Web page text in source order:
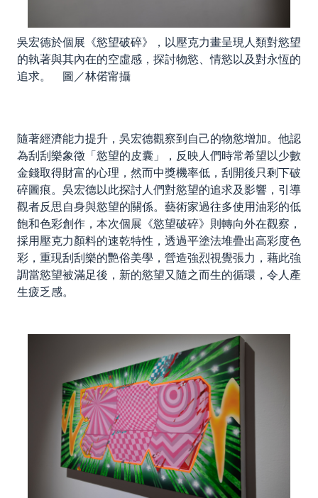
吳宏德於個展《慾望破碎》，以壓克力畫呈現人類對慾望
的執著與其內在的空虛感，探討物慾、情慾以及對永恆的
追求。 圖／林偌甯攝
隨著經濟能力提升，吳宏德觀察到自己的物慾增加。他認
為刮刮樂象徵「慾望的皮囊」，反映人們時常希望以少數
金錢取得財富的心理，然而中獎機率低，刮開後只剩下破
碎圖痕。吳宏德以此探討人們對慾望的追求及影響，引導
觀者反思自身與慾望的關係。藝術家過往多使用油彩的低
飽和色彩創作，本次個展《慾望破碎》則轉向外在觀察，
採用壓克力顏料的速乾特性，透過平塗法堆疊出高彩度色
彩，重現刮刮樂的艷俗美學，營造強烈視覺張力，藉此強
調當慾望被滿足後，新的慾望又隨之而生的循環，令人產
生疲乏感。